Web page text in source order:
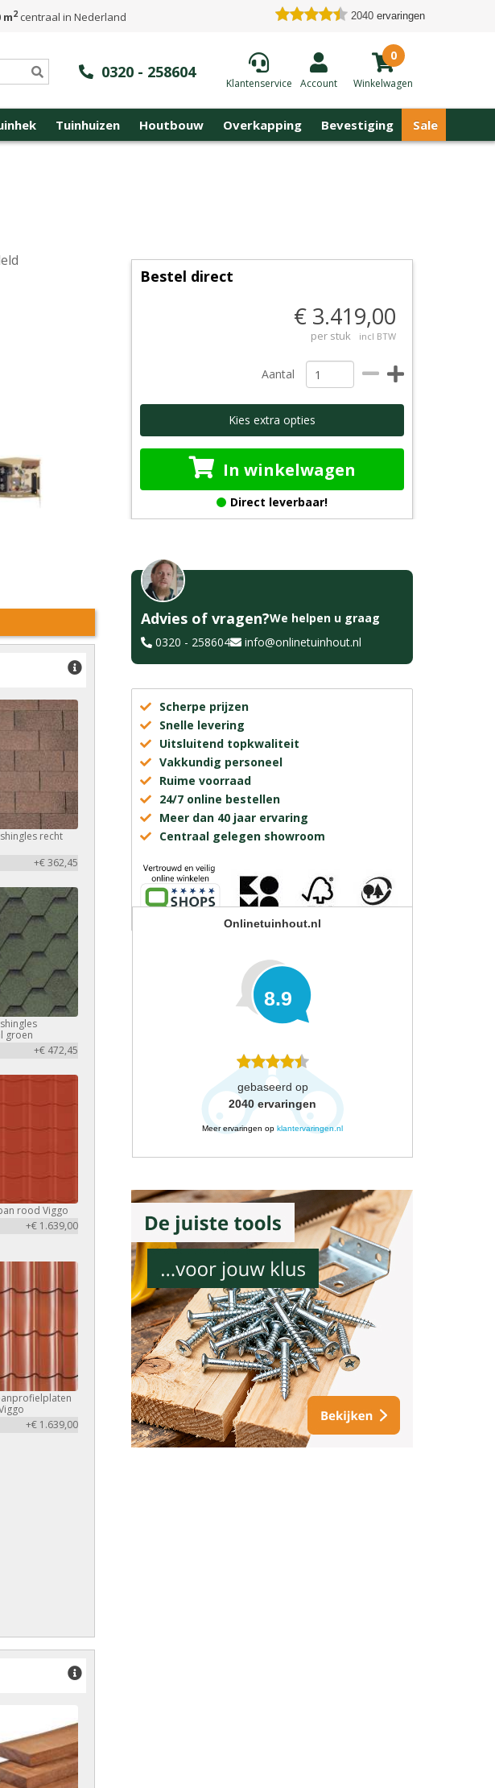
m2centraal in Nederland 2040 ervaringen
0320 - 258604
Klantenservice Account
0
Winkelwagen
Tuinhuizen Houtbouw Overkapping Bevestiging Sale
recht
+€ 362,45
groen
+€ 472,45
rood Viggo
+€ 1.639,00
+€ 1.639,00
Bestel direct
€ 3.419,00
per stuk incl BTW
Aantal
Kies extra opties
In winkelwagen
Direct leverbaar!
Advies of vragen?We helpen u graag
0320 - 258604
info@onlinetuinhout.nl
Scherpe prijzen
Snelle levering
Uitsluitend topkwaliteit
Vakkundig personeel
Ruime voorraad
24/7 online bestellen
Meer dan 40 jaar ervaring
Centraal gelegen showroom
Onlinetuinhout.nl
8.9
gebaseerd op
2040 ervaringen
Meer ervaringen op klantervaringen.nl